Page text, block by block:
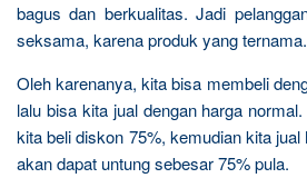
bagus dan berkualitas. Jadi
seksama, karena produk yang ternama.
Oleh karenanya, kita bisa membeli
lalu bisa kita jual dengan harga
kita beli diskon 75%, kemudian kita
akan dapat untung sebesar 75% pula.